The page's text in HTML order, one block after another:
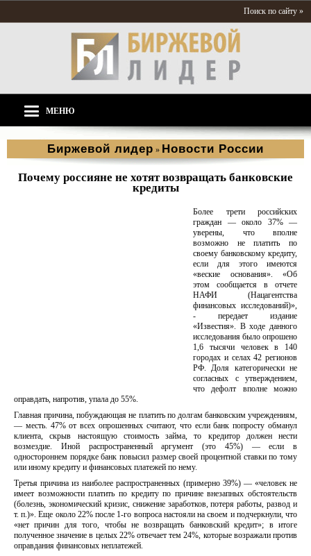
Поиск по сайту »
МЕНЮ
Биржевой лидер » Новости России
Почему россияне не хотят возвращать банковские
кредиты
Более трети российских
граждан — около 37% —
уверены, что вполне
возможно не платить по
своему банковскому кредиту,
если для этого имеются
«веские основания». «Об
этом сообщается в отчете
НАФИ (Нацагентства
финансовых исследований)»,
- передает издание
«Известия». В ходе данного
исследования было опрошено
1,6 тысячи человек в 140
городах и селах 42 регионов
РФ. Доля категорически не
согласных с утверждением,
что дефолт вполне можно
оправдать, напротив, упала до 55%.
Главная причина, побуждающая не платить по долгам банковским учреждениям,
— месть. 47% от всех опрошенных считают, что если банк попросту обманул
клиента, скрыв настоящую стоимость займа, то кредитор должен нести
возмездие. Иной распространенный аргумент (это 45%) — если в
одностороннем порядке банк повысил размер своей процентной ставки по тому
или иному кредиту и финансовых платежей по нему.
Третья причина из наиболее распространенных (примерно 39%) — «человек не
имеет возможности платить по кредиту по причине внезапных обстоятельств
(болезнь, экономический кризис, снижение заработков, потеря работы, развод и
т. п.)». Еще около 22% после 1-го вопроса настояли на своем и подчеркнули, что
«нет причин для того, чтобы не возвращать банковский кредит»; в итоге
полученное значение в целых 22% отвечает тем 24%, которые возражали против
оправдания финансовых неплатежей.